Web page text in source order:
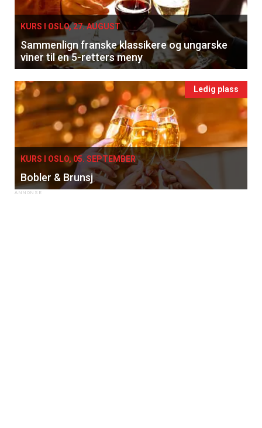
Registrer deg
KURS I OSLO, 27. AUGUST
Sammenlign franske klassikere og ungarske
viner til en 5-retters meny
Ledig plass
KURS I OSLO, 05. SEPTEMBER
Bobler & Brunsj